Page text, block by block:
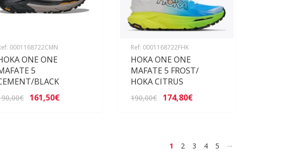
0001168722CMN
ONE ONE
5
BLACK
161,50€
Ref: 0001168722FHK
HOKA ONE ONE
MAFATE 5 FROST/
HOKA CITRUS
190,00€ 174,80€
1 2 3 4 5 >